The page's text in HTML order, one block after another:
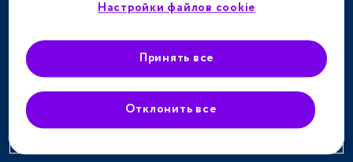
СПЕЦПРОЕКТЫ
МЕРОПРИЯТИЯ
ПРЕПАРАТЫ
ИССЛЕДОВАНИЯ И СТАТЬИ
Настройки файлов cookie
Отклонить все
Принять все